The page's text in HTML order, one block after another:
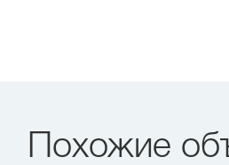
Похожие